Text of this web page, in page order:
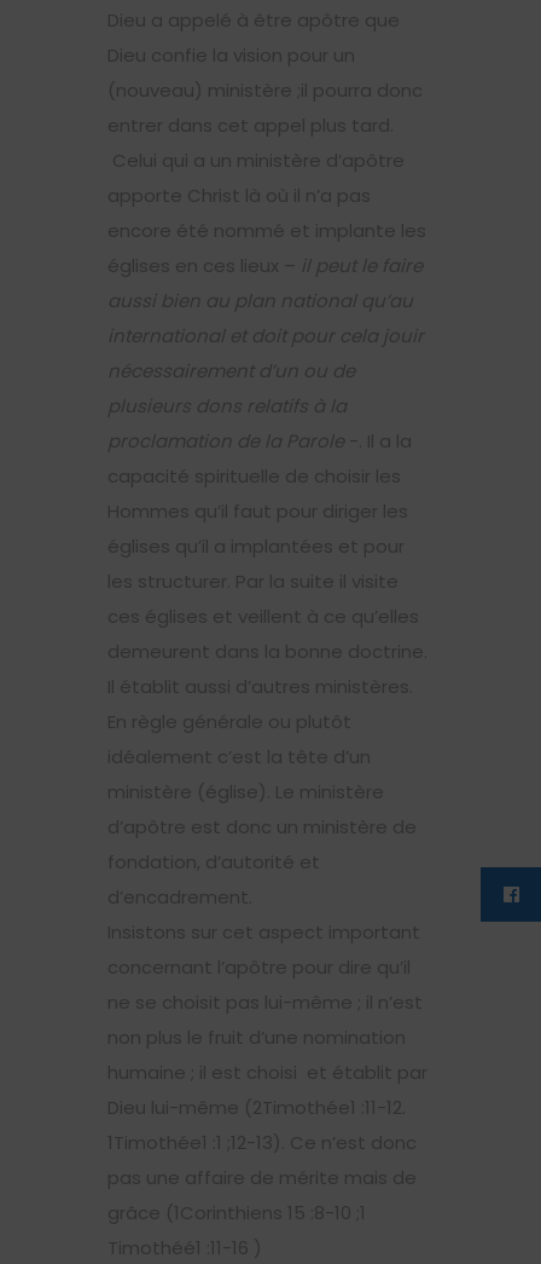
Dieu a appelé à être apôtre que
Dieu confie la vision pour un
(nouveau) ministère ;il pourra donc
entrer dans cet appel plus tard.
Celui qui a un ministère d’apôtre
apporte Christ là où il n’a pas
encore été nommé et implante les
églises en ces lieux – il peut le faire
aussi bien au plan national qu’au
international et doit pour cela jouir
nécessairement d’un ou de
plusieurs dons relatifs à la
proclamation de la Parole -. Il a la
capacité spirituelle de choisir les
Hommes qu’il faut pour diriger les
églises qu’il a implantées et pour
les structurer. Par la suite il visite
ces églises et veillent à ce qu’elles
demeurent dans la bonne doctrine.
Il établit aussi d’autres ministères.
En règle générale ou plutôt
idéalement c’est la tête d’un
ministère (église). Le ministère
d’apôtre est donc un ministère de
fondation, d’autorité et
d’encadrement.
Insistons sur cet aspect important
concernant l’apôtre pour dire qu’il
ne se choisit pas lui-même ; il n’est
non plus le fruit d’une nomination
humaine ; il est choisi et établit par
Dieu lui-même (2Timothée1 :11-12.
1Timothée1 :1 ;12-13). Ce n’est donc
pas une affaire de mérite mais de
grâce (1Corinthiens 15 :8-10 ;1
Timothéé1 :11-16 )